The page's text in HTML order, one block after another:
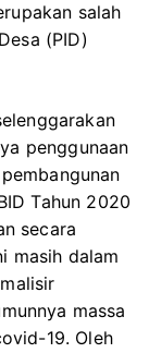
salah
(PID)
penggunaan
Tahun 2020
secara
masih dalam
massa
19. Oleh